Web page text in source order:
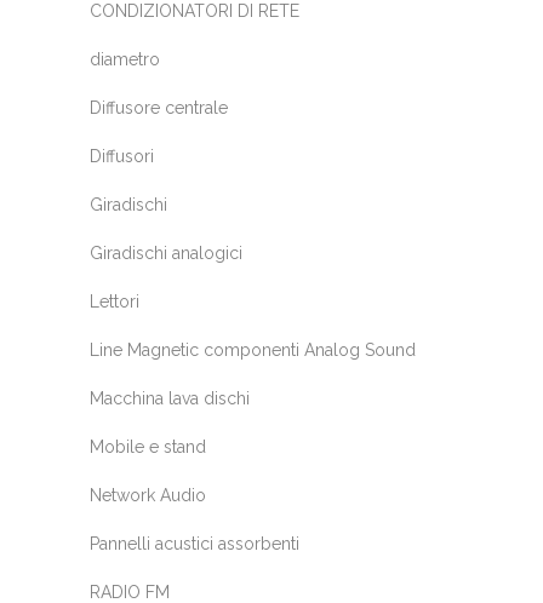
CONDIZIONATORI DI RETE
diametro
Diffusore centrale
Diffusori
Giradischi
Giradischi analogici
Lettori
Line Magnetic componenti Analog Sound
Macchina lava dischi
Mobile e stand
Network Audio
Pannelli acustici assorbenti
RADIO FM